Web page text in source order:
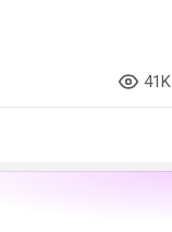
41K